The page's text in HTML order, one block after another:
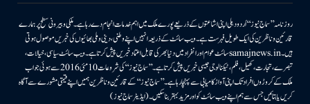
روزنامہ ’’سماج نیوز‘‘ اُردو دہلی اپنی اشاعتوں کے ذریعے پورے ملک میں اہم خدمات انجام دے رہا ہے۔ ملکی وبیرونی سطح پر ہمارے
قارئین وناظرین کی ایک طویل فہرست ہے۔ ویب سائٹ کے ذریعہ انہیں اپنے وطنی، دینی وملی بھائیوں کی خبریں موصول ہوتی
ہیں۔samajnews.inسائٹ عوام اور انفراد میں دنیا بھر کی قابل اعتماد خبریں پیش کرتا ہے۔ ویب سائٹ سیاسی، خیالات،
تبصرے، تجارت، کھیل، فلم، ٹیکنالوجی جیسی خبریں پیش کرتا ہے۔ ’’سماج نیوز‘‘ کی شروعات 10مئی 2016 سے ہوئی جو اب
ملک کے کروڑوں افراد تک اپنی آواز کامیابی سے پہنچا رہا ہے۔ ’’سماج نیوز‘‘ کے قارئین وناظرین ہمیں اپنے قیمتی مشورے سے آگاہ
کریں یا بتائیں جس سے ہم اپنے ویب سائٹ کو اور مزید بہتر بناسکیں۔ (ایڈیٹر سماج نیوز)